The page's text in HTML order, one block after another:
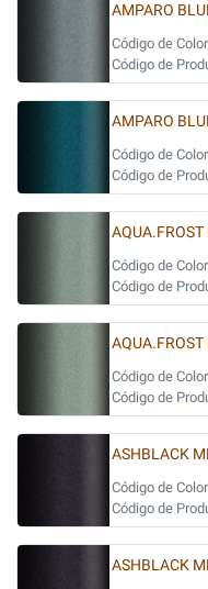
AMPARO
Código de
Código de
AMPARO
Código de
Código de
Código de
Código de
Código de
Código de
ASHBLACK
Código de
Código de
ASHBLACK